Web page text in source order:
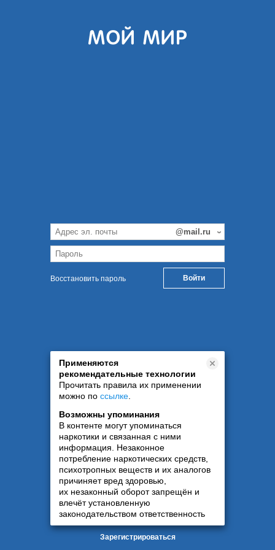
Восстановить пароль
Применяются
рекомендательные технологии
Прочитать правила их применении
можно по ссылке
Возможны упоминания
В контенте могут упоминаться
наркотики и связанная с ними
информация. Незаконное
потребление наркотических средств,
психотропных веществ и их аналогов
причиняет вред здоровью,
их незаконный оборот запрещён и
влечёт установленную
законодательством ответственность
Зарегистрироваться